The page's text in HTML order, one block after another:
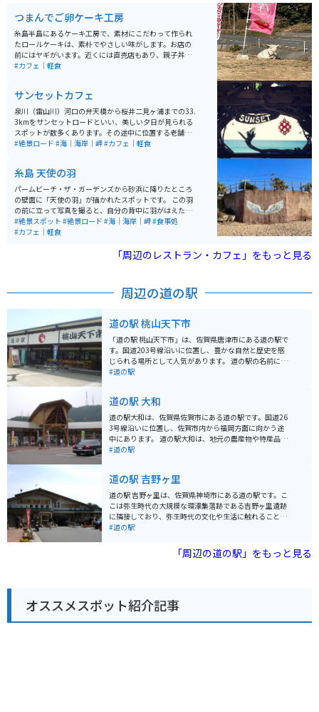
つまんでご卵ケーキ工房
糸島半島にあるケーキ工房で、素材にこだわって作られ
たロールケーキは、素朴でやさしい味がします。お店の
前にはヤギがいます。近くには直売店もあり、親子丼や
玉子丼を食べる事も出来ます。お腹を満たした後は、先
#カフェ｜軽食
サンセットカフェ
泉川（雷山川）河口の弁天橋から桜井二見ヶ浦までの33.
3kmをサンセットロードといい、美しい夕日が見られる
スポットが数多くあります。その途中に位置する老舗カ
フェ「SUNSET CAFE」です。桜井二見ヶ浦の間に沈む夕
#絶景ロード #海｜海岸｜岬#カフェ｜軽食
糸島 天使の羽
パームビーチ・ザ・ガーデンズから砂浜に降りたところ
の壁面に「天使の羽」が描かれたスポットです。 この羽
の前に立って写真を撮ると、自分の背中に羽がはえたよ
うに映るので、若い人を中心に人気のフォトスポットと
なっています。 周辺には海の見える飲食店やカフェなど
#絶景スポット #絶景ロード #海｜海岸｜岬#食事処
#カフェ｜軽食
「周辺のレストラン・カフェ」をもっと見る
周辺の道の駅
道の駅 桃山天下市
「道の駅 桃山天下市」は、佐賀県唐津市にある道の駅で
す。国道203号線沿いに位置し、豊かな自然と歴史を感
じられる場所として人気があります。 道の駅の名前にも
なっている「桃山」は、かつてこの地を治めていた豊臣
どがあります。 また、地元の特産品を販売する直売所も
併設されており、新鮮な野菜や果物、加工品などを購入
することができます。特に、佐賀県産のブランドいちご
「さがほのか」は、甘みと酸味のバランスが良く、お土
産に最適です。 バイクで訪れる際は、広々とした駐車場
トも点在しています。 【おすすめ情報】 * 佐賀県産いち
ご「さがほのか」 * 豊臣秀吉関連の展示 * 広々とした駐
車場 * ツーリングの中継地点におすすめ
#道の駅
道の駅 大和
道の駅大和は、佐賀県佐賀市にある道の駅です。国道26
3号線沿いに位置し、佐賀市内から福岡方面に向かう途
中にあります。 道の駅大和は、地元の農産物や特産品を
販売する直売所が人気です。新鮮な野菜や果物はもちろ
万里牛などを使った地元グルメを堪能できます。バイク
で訪れた方は、駐車場も広々としているので安心して休
憩できます。 道の駅大和は、佐賀市内から車で約30分、
福岡市内から車で約1時間30分の場所に位置していま
す。ドライブやツーリングの休憩場所として、ぜひお立
#道の駅
道の駅 吉野ヶ里
道の駅 吉野ヶ里は、佐賀県神埼市にある道の駅です。こ
こは弥生時代の大規模な環濠集落跡である吉野ヶ里遺跡
に隣接しており、弥生時代の文化や生活に触れることが
できます。 道の駅には、特産品販売所があり、地元産の
レストランでは、佐賀県産の食材を使った料理を楽しむ
ことができます。特に、佐賀牛を使った料理はおすすめ
です。道の駅で休憩を挟みながら、周辺を巡ってみるの
も良いでしょう。 吉野ヶ里周辺は、歴史と自然が豊かな
地域です。吉野ヶ里遺跡以外にも、古代の古墳や神社仏
#道の駅
「周辺の道の駅」をもっと見る
オススメスポット紹介記事